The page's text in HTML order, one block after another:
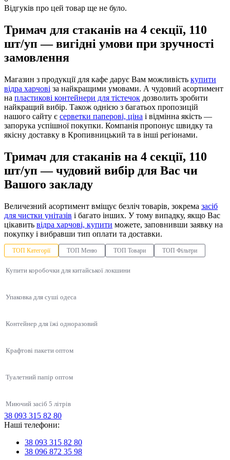
Відгуків про цей товар ще не було.
Тримач для стаканів на 4 секції, 110
шт/уп — вигідні умови при зручності
замовлення
Магазин з продукції для кафе дарує Вам можливість купити
відра харчові за найкращими умовами. А чудовий асортимент
на пластикові контейнери для тістечок дозволить зробити
найкращий вибір. Також однією з багатьох пропозицій
нашого сайту є серветки паперові, ціна і відмінна якість —
запорука успішної покупки. Компанія пропонує швидку та
якісну доставку в Кропивницький та в інші регіонами.
Тримач для стаканів на 4 секції, 110
шт/уп — чудовий вибір для Вас чи
Вашого закладу
Величезний асортимент вміщує безліч товарів, зокрема засіб
для чистки унітазів і багато інших. У тому випадку, якщо Вас
цікавить відра харчові, купити можете, заповнивши заявку на
покупку і вибравши тип оплати та доставки.
ТОП Категорії ТОП Меню ТОП Товари ТОП Фільтри
Купити коробочки для китайської локшини
Упаковка для суші одеса
Контейнер для їжі одноразовий
Крафтові пакети оптом
Туалетний папір оптом
Миючий засіб 5 літрів
Одноразові контейнери для харчових продуктів
Крафт пакети купити в україні
Упаковка для суші, соусів, WOK
Продукти HoReCa
Соусниці одноразові
Упаковка для лапши (Вок бокс)
Чепчик-берет одноразовий, 100 шт/уп
Одноразова упаковка для перших страв ПП-115-350 мл, 500 шт/уп
Ланчбокс із незнімною кришкою впс
Жорстка упаковка для ягід
38 093 315 82 80
Наші телефони:
38 093 315 82 80
38 096 872 35 98